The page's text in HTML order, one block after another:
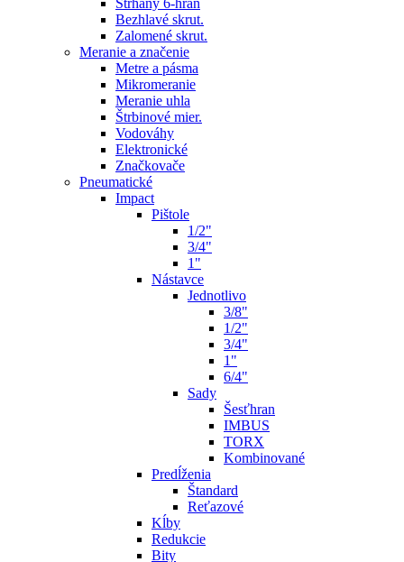
Strhaný 6-hran
Bezhlavé skrut.
Zalomené skrut.
Meranie a značenie
Metre a pásma
Mikromeranie
Meranie uhla
Štrbinové mier.
Vodováhy
Elektronické
Značkovače
Pneumatické
Impact
Pištole
1/2"
3/4"
1"
Nástavce
Jednotlivo
3/8"
1/2"
3/4"
1"
6/4"
Sady
Šesťhran
IMBUS
TORX
Kombinované
Predĺženia
Štandard
Reťazové
Kĺby
Redukcie
Bity